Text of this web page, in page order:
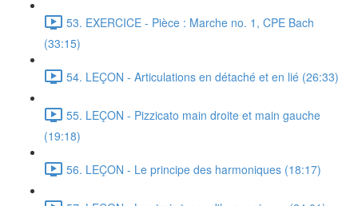
53. EXERCICE - Pièce : Marche no. 1, CPE Bach
(33:15)
54. LEÇON - Articulations en détaché et en lié (26:33)
55. LEÇON - Pizzicato main droite et main gauche
(19:18)
56. LEÇON - Le principe des harmoniques (18:17)